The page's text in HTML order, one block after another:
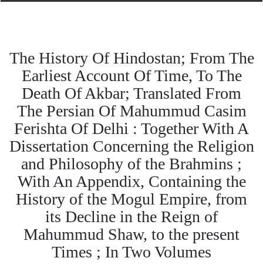
The History Of Hindostan; From The
Earliest Account Of Time, To The
Death Of Akbar; Translated From
The Persian Of Mahummud Casim
Ferishta Of Delhi : Together With A
Dissertation Concerning the Religion
and Philosophy of the Brahmins ;
With An Appendix, Containing the
History of the Mogul Empire, from
its Decline in the Reign of
Mahummud Shaw, to the present
Times ; In Two Volumes